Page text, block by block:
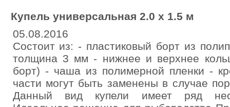
Купель универсальная 2.0 х 1.5 м
05.08.2016
Cостоит из: - пластиковый борт из
толщина 3 мм - нижнее и верхнее
борт) - чаша из полимерной пленки -
части могут быть заменены в случае
Данный вид купели имеет ряд